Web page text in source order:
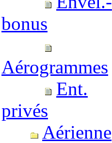
bonus
Aérogrammes
Ent.
privés
Aérienne